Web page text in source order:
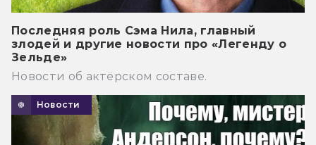
Последняя роль Сэма Нила, главный
злодей и другие новости про «Легенду о
Зельде»
Новости об актёрском составе.
Новости